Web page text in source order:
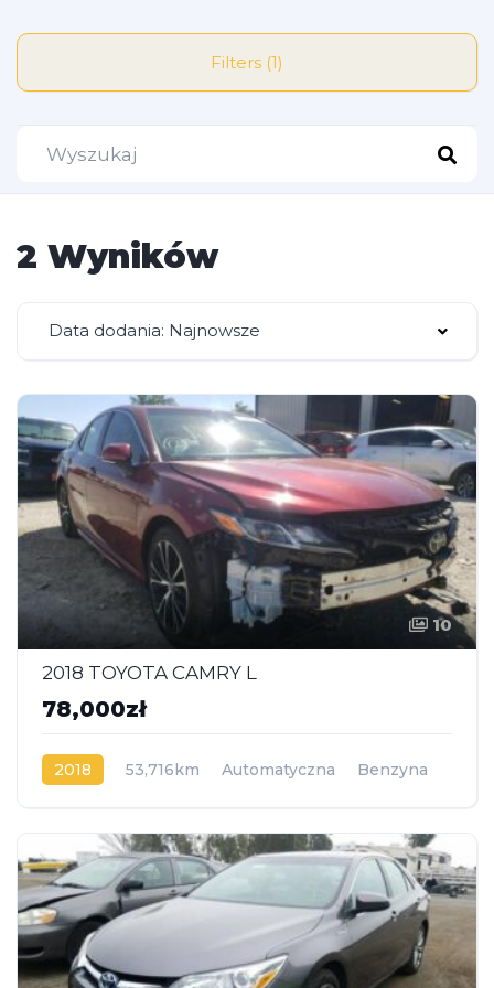
Filters (1)
2 Wyników
Data dodania: Najnowsze
10
2018 TOYOTA CAMRY L
78,000zł
2018 53,716km Automatyczna
Benzyna